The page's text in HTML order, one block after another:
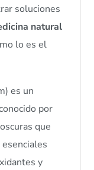
soluciones
natural
lo es el
es un
por
que
y